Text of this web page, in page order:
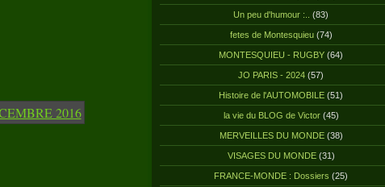
Un peu d'humour :.. (83)
fetes de Montesquieu(74)
MONTESQUIEU - RUGBY (64)
JO PARIS - 2024 (57)
Histoire de l'AUTOMOBILE (51)
la vie du BLOG de Victor(45)
MERVEILLES DU MONDE(38)
VISAGES DU MONDE(31)
FRANCE-MONDE : Dossiers (25)